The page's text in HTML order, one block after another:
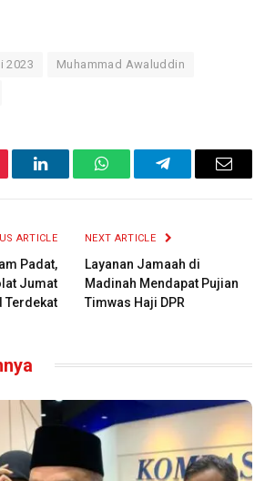
2023 Muhammad Awaluddin
LinkedInWhatsAppTelegramEmail
ARTICLE
Padat,
Jumat
Terdekat
NEXT ARTICLE
Layanan Jamaah di
Madinah Mendapat Pujian
Timwas Haji DPR